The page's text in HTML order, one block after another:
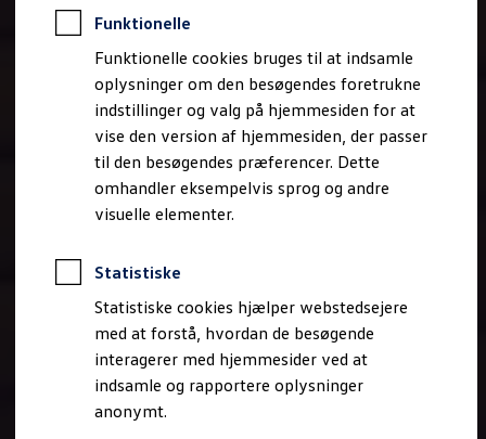
Funktionelle
Funktionelle cookies bruges til at indsamle
oplysninger om den besøgendes foretrukne
indstillinger og valg på hjemmesiden for at
vise den version af hjemmesiden, der passer
til den besøgendes præferencer. Dette
omhandler eksempelvis sprog og andre
visuelle elementer.
Statistiske
Statistiske cookies hjælper webstedsejere
med at forstå, hvordan de besøgende
interagerer med hjemmesider ved at
indsamle og rapportere oplysninger
anonymt.
Book en prøvetur
Bestil et tilbud
Brugte biler
Pendlerleasing
Budgetberegner
Firmabil
Vejen til en ny Volkswagen
Online Privatleasing
Finansiering og forsikring
Volkswagen Forsikring
Volkswagen Finansiering
Ejere og services
Book tid på værkstedet
Service
Serviceabonnementer
Service 5+
Service på elbiler
Prismatch
Fordele ved autoriseret værksted
Brugbar information